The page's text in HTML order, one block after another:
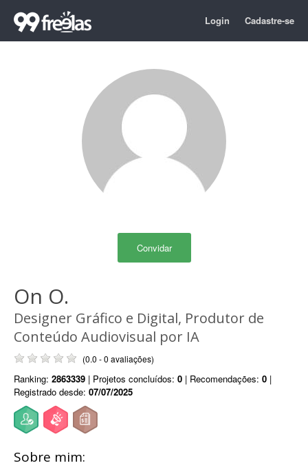
Login Cadastre-se
Convidar
On O.
Designer Gráfico e Digital, Produtor de
Conteúdo Audiovisual por IA
(0.0 - 0 avaliações)
Ranking: 2863339 | Projetos concluídos: 0 | Recomendações: 0 |
Registrado desde: 07/07/2025
Sobre mim: